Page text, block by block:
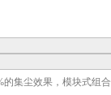
的集尘效果，模块式组合